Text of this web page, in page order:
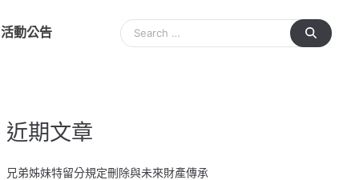
活動公告
近期文章
兄弟姊妹特留分規定刪除與未來財產傳承